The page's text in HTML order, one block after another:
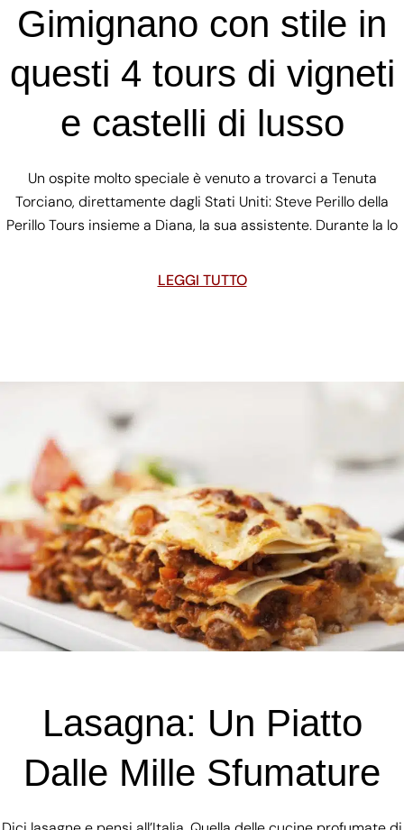
Gimignano con stile in
questi 4 tours di vigneti
e castelli di lusso
Un ospite molto speciale è venuto a trovarci a Tenuta
Torciano, direttamente dagli Stati Uniti: Steve Perillo della
Perillo Tours insieme a Diana, la sua assistente. Durante la lo
LEGGI TUTTO
Lasagna: Un Piatto
Dalle Mille Sfumature